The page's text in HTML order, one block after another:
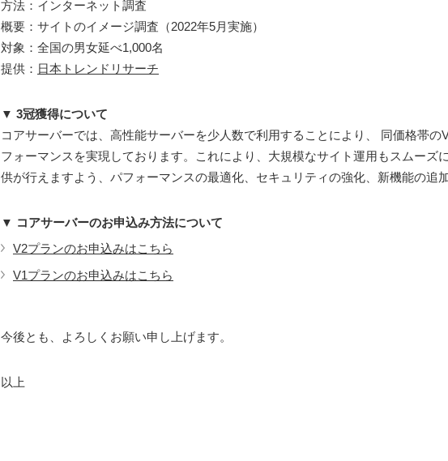
方法：インターネット調査
概要：サイトのイメージ調査（2022年5月実施）
対象：全国の男女延べ1,000名
提供： 日本トレンドリサーチ
▼ 3冠獲得について
コアサーバーでは、高性能サーバーを少人数で利用することにより、 同価格帯
フォーマンスを実現しております。これにより、大規模なサイト運用もスムーズ
供が行えますよう、パフォーマンスの最適化、セキュリティの強化、新機能の追
▼ コアサーバーのお申込み方法について
V2プランのお申込みはこちら
V1プランのお申込みはこちら
今後とも、よろしくお願い申し上げます。
以上